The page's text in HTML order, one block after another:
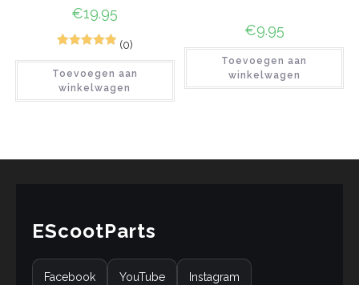
€19.95
5.00op 5
gebaseerd
(0)
Toevoegen aan
winkelwagen
€9.95
Toevoegen aan
winkelwagen
EScootParts
Facebook YouTube Instagram